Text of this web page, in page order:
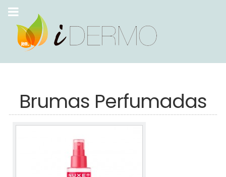
Brumas Perfumadas